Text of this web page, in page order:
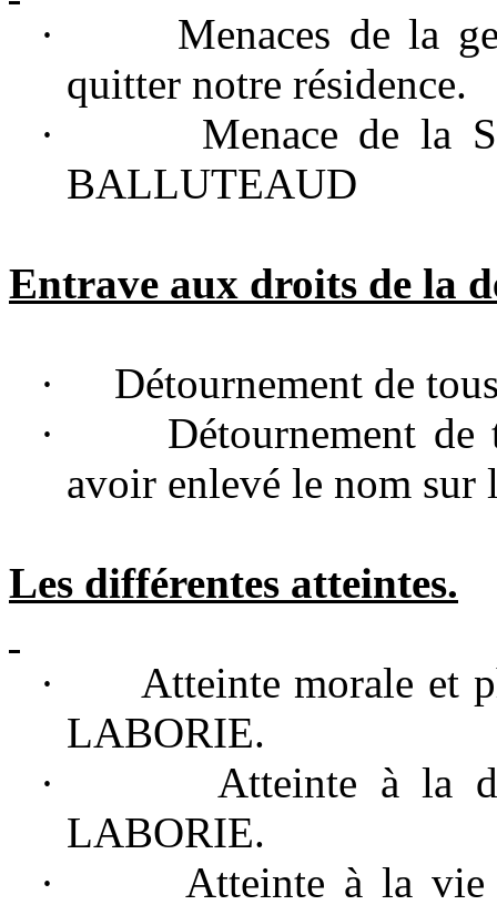
·
Menaces de la
quitter notre résidence.
·
Menace de la
BALLUTEAUD
Entrave aux droits de la
·
Détournement de
·
Détournement de
avoir enlevé le nom sur
Les différentes atteintes.
·
Atteinte morale et
LABORIE.
·
Atteinte à la
LABORIE.
·
Atteinte à la vie